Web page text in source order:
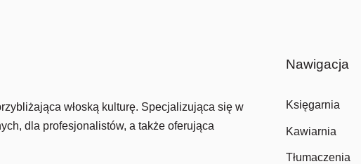
włoską kulturę. Specjalizująca się w
dla profesjonalistów, a także oferująca
Nawigacja
Księgarnia
Kawiarnia
Tłumaczenia